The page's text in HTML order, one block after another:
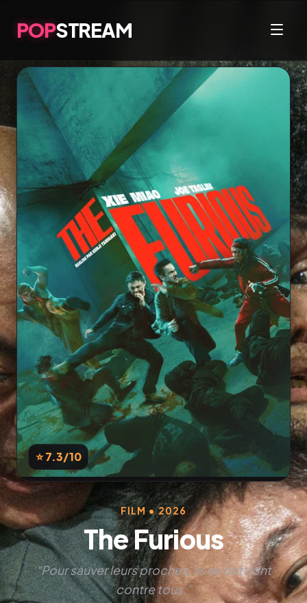
POPSTREAM
⭐ 7.3/10
FILM • 2026
The Furious
“Pour sauver leurs proches, ils se battront
contre tous.”